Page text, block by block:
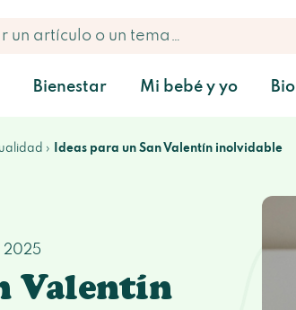
Bienestar Mi bebé y yo Bio
Ideas para un San Valentín inolvidable
2025
Valentín